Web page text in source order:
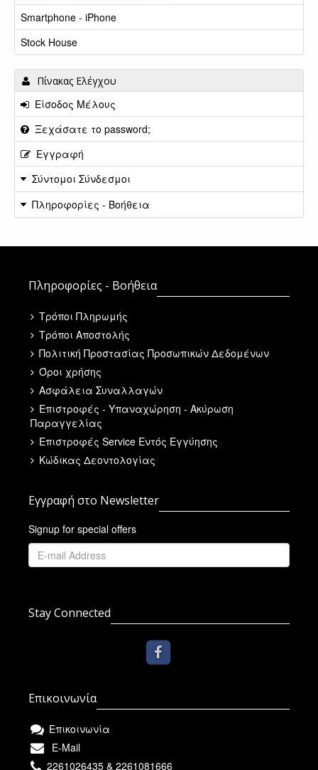
Smartphone - iPhone
Stock House
Πίνακας Ελέγχου
Είσοδος Μέλους
Ξεχάσατε το password;
Εγγραφή
Σύντομοι Σύνδεσμοι
Πληροφορίες - Βοήθεια
Πληροφορίες - Βοήθεια
Τρόποι Πληρωμής
Τρόποι Αποστολής
Πολιτική Προστασίας Προσωπικών Δεδομένων
Όροι χρήσης
Ασφάλεια Συναλλαγών
Επιστροφές - Υπαναχώρηση - Ακύρωση
Παραγγελίας
Επιστροφές Service Εντός Εγγύησης
Κώδικας Δεοντολογίας
Εγγραφή στο Newsletter
Signup for special offers
Stay Connected
Επικοινωνία
Επικοινωνία
E-Mail
2261026435 & 2261081666